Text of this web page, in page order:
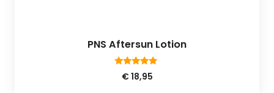
PNS Aftersun Lotion
4.80
van 5
€18,95